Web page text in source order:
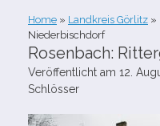
Home » Landkreis Görlitz »
Niederbischdorf
Rosenbach:
Veröffentlicht am 12.
Schlösser